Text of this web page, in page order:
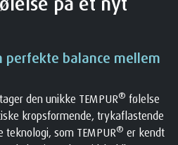
perfekte balance mellem
den unikke TEMPUR® følelse
kropsformende, trykaflastende
som TEMPUR® er kendt